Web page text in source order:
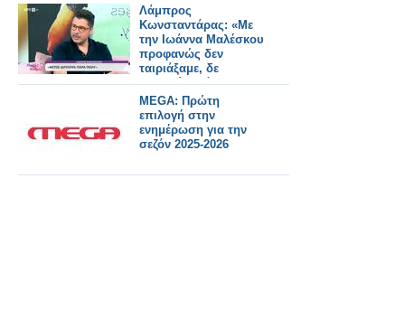
Λάμπρος
Κωνσταντάρας: «Με
την Ιωάννα Μαλέσκου
προφανώς δεν
ταιριάξαμε, δε
μετανιώνω όμως για
την επιλογή που
έκανα»
MEGA: Πρώτη
επιλογή στην
ενημέρωση για την
σεζόν 2025-2026